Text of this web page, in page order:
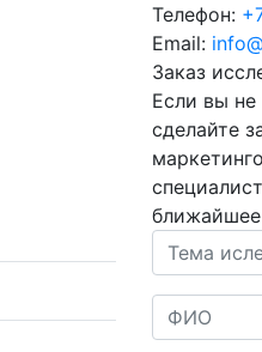
Телефон:
Email:
Заказ
Если вы не
сделайте